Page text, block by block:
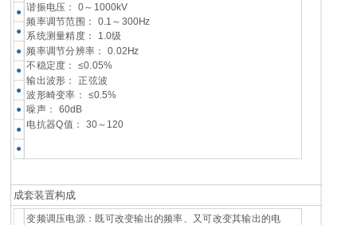
谐振电压： 0～1000kV
频率调节范围： 0.1～300Hz
系统测量精度： 1.0级
频率调节分辨率： 0.02Hz
不稳定度： ≤0.05%
输出波形： 正弦波
波形畸变率： ≤0.5%
噪声： 60dB
电抗器Q值： 30～120
●
●
●
●
●
●
●
●
成套装置构成
变频调压电源：既可改变输出的频率、又可改变其输出的电